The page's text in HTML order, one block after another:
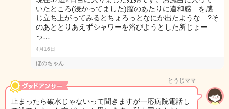
いたところ(浸かってました)膣のあたりに違和感…を感
じ立ち上がってみるとちょろっとなにか出たような…?そ
のあととりあえずシャワーを浴びようとした所じょー
っ…
4月16日
ほのちゃん
とうじママ
止まったら破水じゃないって聞きますが一応病院電話し